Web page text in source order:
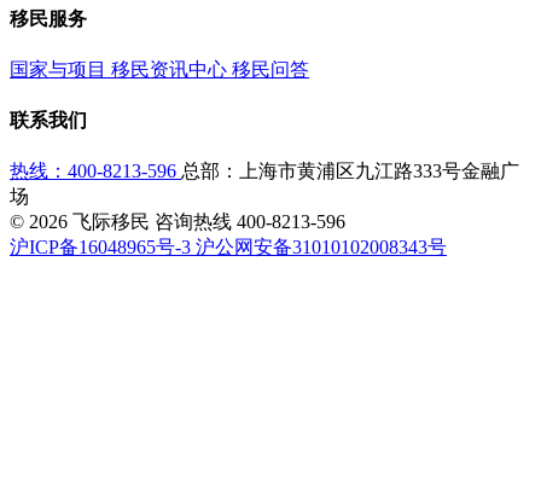
移民服务
国家与项目 移民资讯中心 移民问答
联系我们
热线：400-8213-596 总部：上海市黄浦区九江路333号金融广
场
© 2026 飞际移民 咨询热线 400-8213-596
沪ICP备16048965号-3 沪公网安备31010102008343号